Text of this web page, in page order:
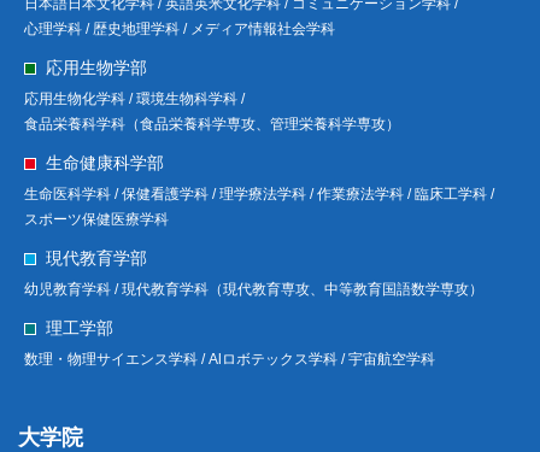
日本語日本文化学科 / 英語英米文化学科 / コミュニケーション学科 /
心理学科 / 歴史地理学科 / メディア情報社会学科
応用生物学部
応用生物化学科 / 環境生物科学科 /
食品栄養科学科（食品栄養科学専攻、管理栄養科学専攻）
生命健康科学部
生命医科学科 / 保健看護学科 / 理学療法学科 / 作業療法学科 / 臨床工学科 /
スポーツ保健医療学科
現代教育学部
幼児教育学科 / 現代教育学科（現代教育専攻、中等教育国語数学専攻）
理工学部
数理・物理サイエンス学科 / Alロボテックス学科 / 宇宙航空学科
大学院